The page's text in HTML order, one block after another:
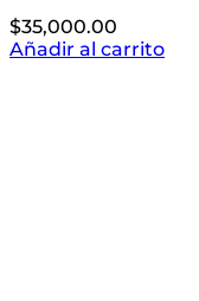
$35,000.00
Añadir al carrito